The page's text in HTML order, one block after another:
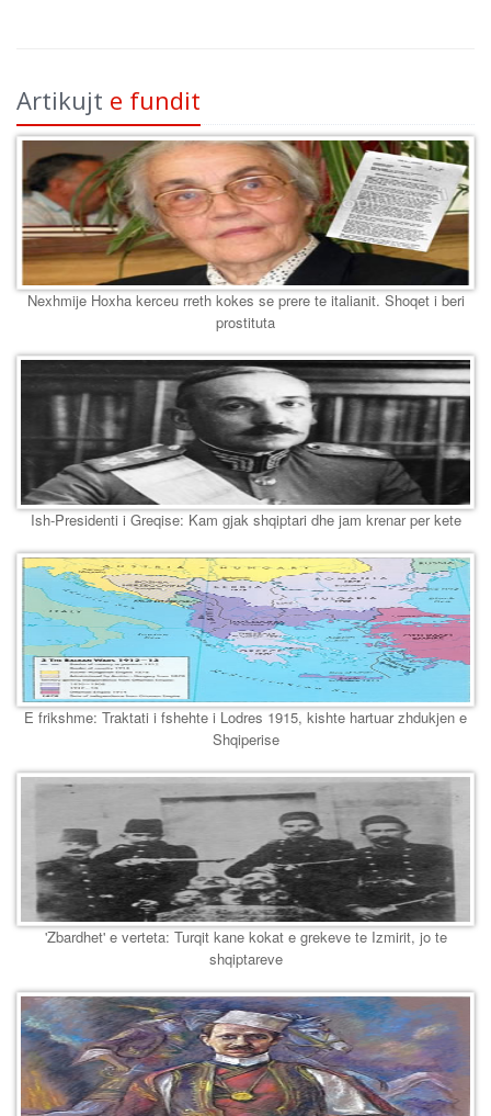
Artikujt e fundit
Nexhmije Hoxha kerceu rreth kokes se prere te italianit. Shoqet i beri
prostituta
Ish-Presidenti i Greqise: Kam gjak shqiptari dhe jam krenar per kete
E frikshme: Traktati i fshehte i Lodres 1915, kishte hartuar zhdukjen e
Shqiperise
'Zbardhet' e verteta: Turqit kane kokat e grekeve te Izmirit, jo te
shqiptareve